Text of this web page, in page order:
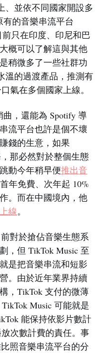
、並依不同國家開設多
的音樂串流平台
前只在印度、印尼和巴
大概可以了解這與其他
稍微多了一些社群功
溫的過渡產品，推測有
氣在多個國家上線。
，還能為 Spotify 導
流平台也許是個不壞
錢的生意，如果
那必然對於整個生態
動今年稍早便推出音
首年免費、次年起 10%
。而在中國境內，他
線。
對於搶佔音樂生態系
，但 TikTok Music 至
是把音樂串流和短影
。由於近年業界持續
，TikTok 支付的微薄
TikTok Music 可能就是
能保持依影片數計
次數計費的責任。事
照音樂串流平台的分